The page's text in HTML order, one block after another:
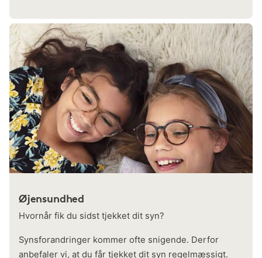
Øjensundhed
Hvornår fik du sidst tjekket dit syn?
Synsforandringer kommer ofte snigende. Derfor
anbefaler vi, at du får tjekket dit syn regelmæssigt.